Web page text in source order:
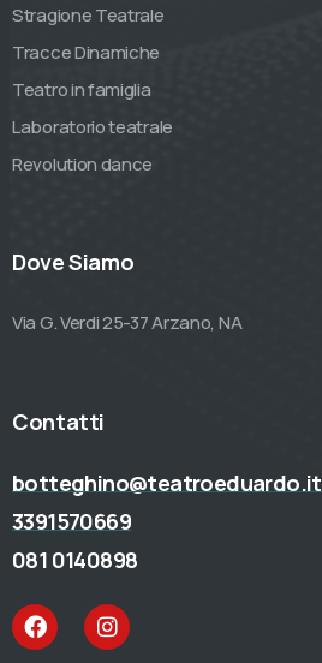
Stragione Teatrale
Tracce Dinamiche
Teatro in famiglia
Laboratorio teatrale
Revolution dance
Dove Siamo
Via G. Verdi 25-37 Arzano, NA
Contatti
botteghino@teatroeduardo.it
3391570669
081 0140898